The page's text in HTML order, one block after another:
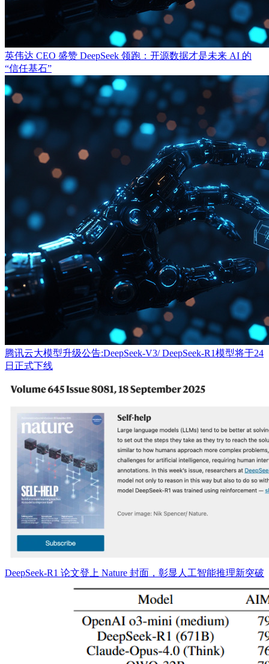
英伟达 CEO 盛赞 DeepSeek 领跑：开源数据才是未来 AI 的
“信任基石”
腾讯云大模型升级公告:DeepSeek-V3/ DeepSeek-R1模型将于24
日正式下线
DeepSeek-R1 论文登上 Nature 封面，彰显人工智能推理新突破